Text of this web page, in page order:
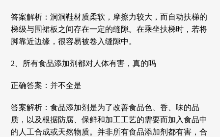
答案解析：洞洞鞋材质柔软，摩擦力较大，而自动扶梯的
梯级与围裙板之间存在一定的缝隙。在乘坐扶梯时，若将
脚靠近边缘，很容易被卷入缝隙中。
2、所有食品添加剂都对人体有害，真的吗
正确答案：并不全是
答案解析：食品添加剂是为了改善食品色、香、味的品
质，以及根据防腐、保鲜和加工工艺的需要而加入食品中
的人工合成或天然物质。并非所有食品添加剂都有害，合